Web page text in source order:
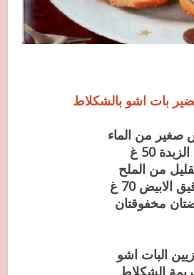
بات اشو بالشكلاط
صغير من الماء
الزبدة 50 غ
من الملح
الابيض 70 غ
مخفوقتان
البات اشو
الشكلاط